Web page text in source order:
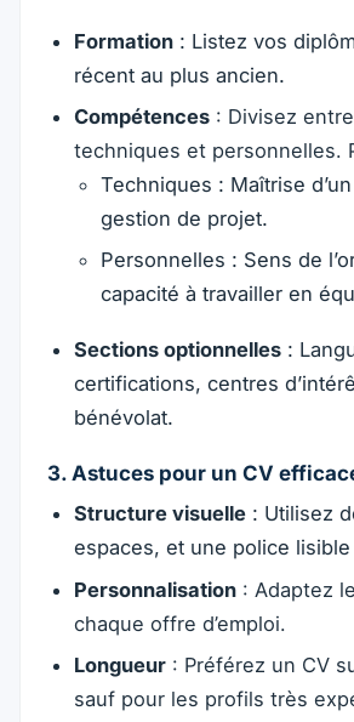
Formation: Listez vos
récent au plus ancien.
Compétences: Divisez
techniques et personnelles.
Techniques : Maîtrise
gestion de projet.
Personnelles : Sens de
capacité à travailler en
Sections optionnelles:
certifications, centres
bénévolat.
3. Astuces pour un CV
Structure visuelle: Utilisez
espaces, et une police
Personnalisation: Adaptez
chaque offre d’emploi.
Longueur: Préférez un CV
sauf pour les profils très